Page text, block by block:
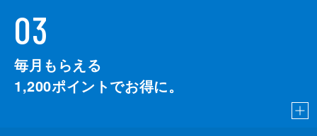
03
毎月もらえる
1,200ポイントでお得に。